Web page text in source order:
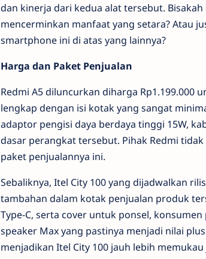
dan kinerja dari kedua alat tersebut.
mencerminkan manfaat yang setara? Atau
smartphone ini di atas yang lainnya?
Harga dan Paket Penjualan
Redmi A5 diluncurkan diharga Rp1.199.000
lengkap dengan isi kotak yang sangat
adaptor pengisi daya berdaya tinggi 15W,
dasar perangkat tersebut. Pihak Redmi
paket penjualannya ini.
Sebaliknya, Itel City 100 yang dijadwalkan
tambahan dalam kotak penjualan produk
Type-C, serta cover untuk ponsel,
speaker Max yang pastinya menjadi nilai
menjadikan Itel City 100 jauh lebih